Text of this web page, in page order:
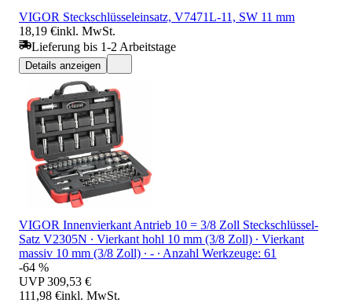
VIGOR Steckschlüsseleinsatz, V7471L-11, SW 11 mm
18,19 €inkl. MwSt.
Lieferung bis 1-2 Arbeitstage
Details anzeigen
VIGOR Innenvierkant Antrieb 10 = 3/8 Zoll Steckschlüssel-
Satz V2305N ∙ Vierkant hohl 10 mm (3/8 Zoll) ∙ Vierkant
massiv 10 mm (3/8 Zoll) ∙ - ∙ Anzahl Werkzeuge: 61
-64 %
UVP 309,53 €
111,98 €inkl. MwSt.